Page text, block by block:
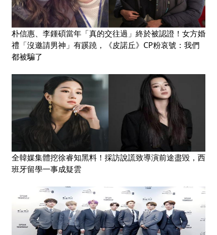
朴信惠、李鍾碩當年「真的交往過」終於被認證！女方婚
禮「沒邀請男神」有蹊蹺，《皮諾丘》CP粉哀號：我們
都被騙了
全韓媒集體挖徐睿知黑料！採訪說謊致導演前途盡毀，西
班牙留學一事成疑雲